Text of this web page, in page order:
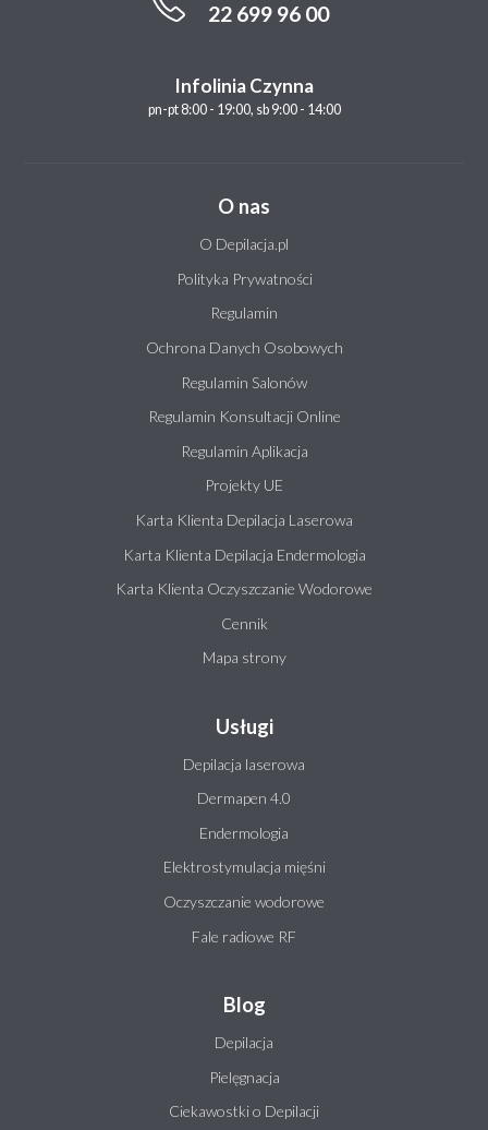
22 699 96 00
Infolinia Czynna
pn-pt 8:00 - 19:00, sb 9:00 - 14:00
O nas
O Depilacja.pl
Polityka Prywatności
Regulamin
Ochrona Danych Osobowych
Regulamin Salonów
Regulamin Konsultacji Online
Regulamin Aplikacja
Projekty UE
Karta Klienta Depilacja Laserowa
Karta Klienta Depilacja Endermologia
Karta Klienta Oczyszczanie Wodorowe
Cennik
Mapa strony
Usługi
Depilacja laserowa
Dermapen 4.0
Endermologia
Elektrostymulacja mięśni
Oczyszczanie wodorowe
Fale radiowe RF
Blog
Depilacja
Pielęgnacja
Ciekawostki o Depilacji